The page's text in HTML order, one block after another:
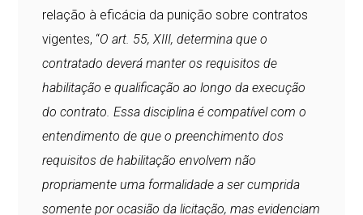
relação à eficácia da punição sobre contratos
vigentes, “O art. 55, XIII, determina que o
contratado deverá manter os requisitos de
habilitação e qualificação ao longo da execução
do contrato. Essa disciplina é compatível com o
entendimento de que o preenchimento dos
requisitos de habilitação envolvem não
propriamente uma formalidade a ser cumprida
somente por ocasião da licitação, mas evidenciam